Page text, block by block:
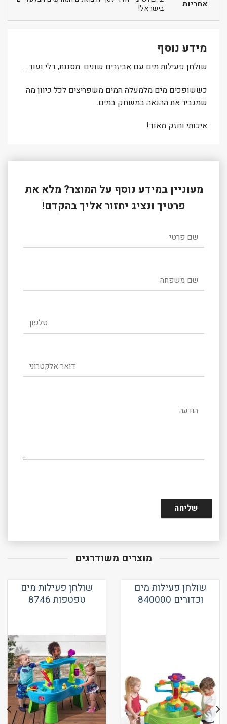
אחריות
בישראל!
מידע נוסף
שולחן פעילות מים עם אביזרים שונים: מסננת, דלי ועוד…
כששופכים מים מלמעלה המים משפריצים לכל כיוון מה
שמגביר את ההנאה במשחק במים.
איכותי וחזק מאוד!
מעוניין במידע נוסף על המוצר? מלא את
פרטיך ונציג יחזור אליך בהקדם!
שם פרטי
שם משפחה
מוצרים משודרגים
שולחן פעילות מים
וכדורים 840000
שולחן פעילות מים
טפטפות 8746